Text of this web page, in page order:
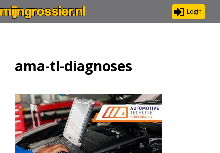
Login
ama-tl-diagnoses